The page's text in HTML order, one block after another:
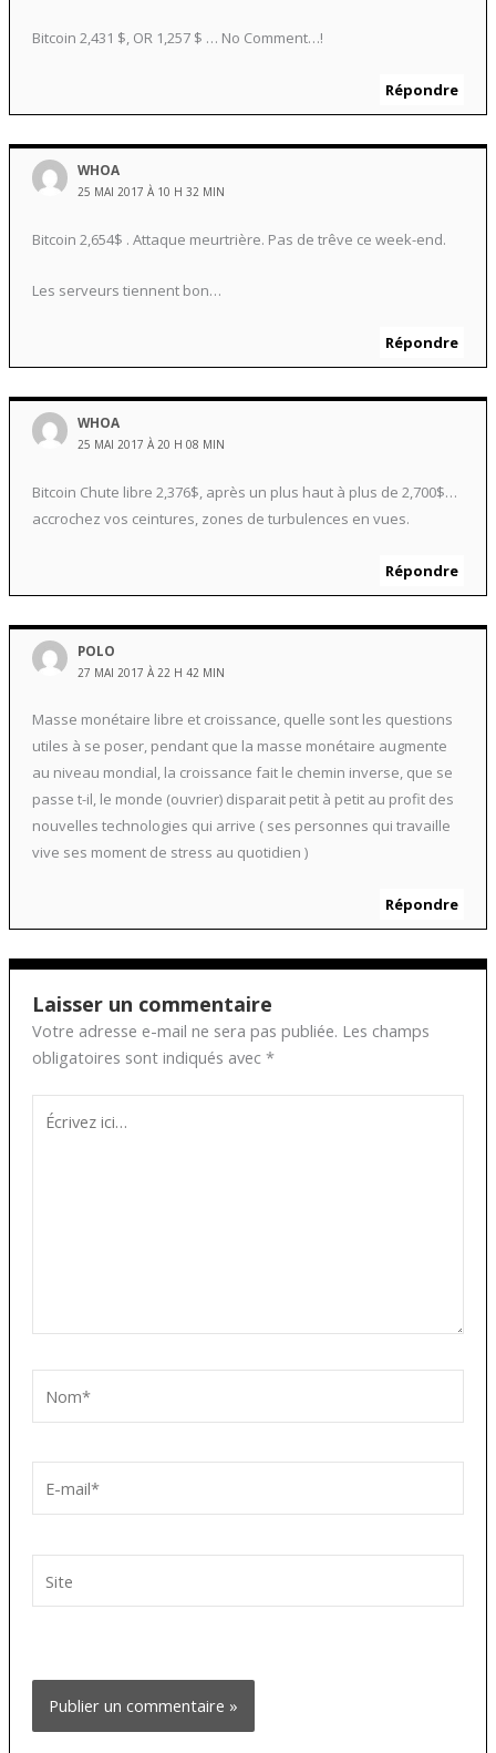
Bitcoin 2,431 $, OR 1,257 $ … No Comment…!
Répondre
WHOA
25 MAI 2017 À 10 H 32 MIN
Bitcoin 2,654$ . Attaque meurtrière. Pas de trêve ce week-end.
Les serveurs tiennent bon…
Répondre
WHOA
25 MAI 2017 À 20 H 08 MIN
Bitcoin Chute libre 2,376$, après un plus haut à plus de 2,700$…
accrochez vos ceintures, zones de turbulences en vues.
Répondre
POLO
27 MAI 2017 À 22 H 42 MIN
Masse monétaire libre et croissance, quelle sont les questions
utiles à se poser, pendant que la masse monétaire augmente
au niveau mondial, la croissance fait le chemin inverse, que se
passe t-il, le monde (ouvrier) disparait petit à petit au profit des
nouvelles technologies qui arrive ( ses personnes qui travaille
vive ses moment de stress au quotidien )
Répondre
Laisser un commentaire
Votre adresse e-mail ne sera pas publiée. Les champs
obligatoires sont indiqués avec *
Écrivez
ici…
mail*